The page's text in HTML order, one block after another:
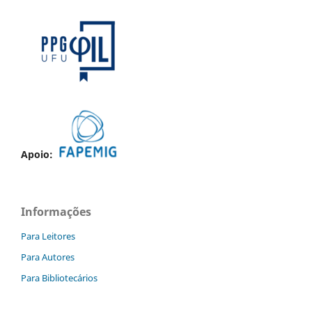
Apoio:
Informações
Para Leitores
Para Autores
Para Bibliotecários